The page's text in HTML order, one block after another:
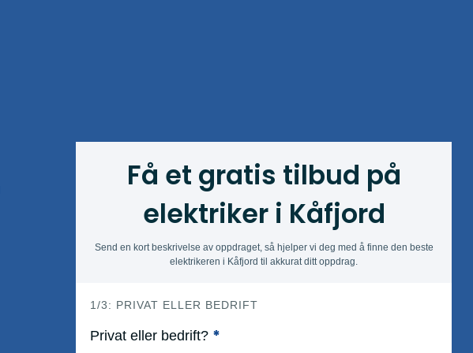
Få et gratis tilbud på
elektriker i Kåfjord
Send en kort beskrivelse av oppdraget, så hjelper vi deg med å finne den beste
elektrikeren i Kåfjord til akkurat ditt oppdrag.
h
e
1/3: PRIVAT ELLER BEDRIFT
Privat eller bedrift? *